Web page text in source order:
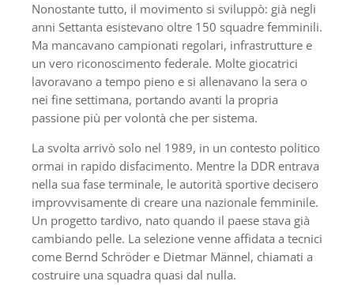
Nonostante tutto, il movimento si sviluppò: già negli
anni Settanta esistevano oltre 150 squadre femminili.
Ma mancavano campionati regolari, infrastrutture e
un vero riconoscimento federale. Molte giocatrici
lavoravano a tempo pieno e si allenavano la sera o
nei fine settimana, portando avanti la propria
passione più per volontà che per sistema.
La svolta arrivò solo nel 1989, in un contesto politico
ormai in rapido disfacimento. Mentre la DDR entrava
nella sua fase terminale, le autorità sportive decisero
improvvisamente di creare una nazionale femminile.
Un progetto tardivo, nato quando il paese stava già
cambiando pelle. La selezione venne affidata a tecnici
come Bernd Schröder e Dietmar Männel, chiamati a
costruire una squadra quasi dal nulla.